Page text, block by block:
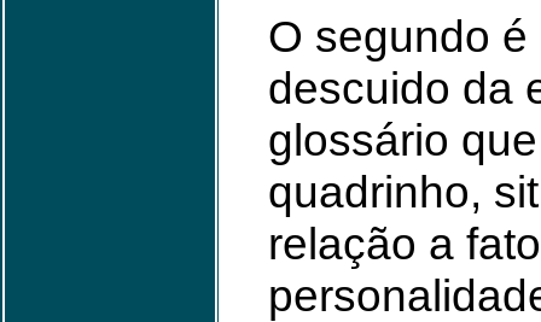
O segundo
descuido da
glossário
quadrinho,
relação a